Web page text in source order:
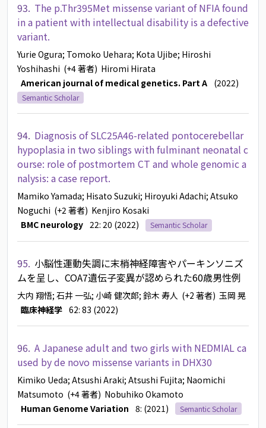
93. The p.Thr395Met missense variant of NFIA found
in a patient with intellectual disability is a defective
variant.
Yurie Ogura; Tomoko Uehara; Kota Ujibe; Hiroshi
Yoshihashi (+4 著者) Hiromi Hirata
American journal of medical genetics. Part A (2022)
Semantic Scholar
94. Diagnosis of SLC25A46-related pontocerebellar
hypoplasia in two siblings with fulminant neonatal c
ourse: role of postmortem CT and whole genomic a
nalysis: a case report.
Mamiko Yamada; Hisato Suzuki; Hiroyuki Adachi; Atsuko
Noguchi (+2 著者) Kenjiro Kosaki
BMC neurology 22: 20 (2022) Semantic Scholar
95. 小脳性運動失調に末梢神経障害やパーキンソニズ
ムを呈し、COA7遺伝子変異が認められた60歳男性例
大内 翔悟; 石井 一弘; 小崎 健次郎; 鈴木 寿人 (+2 著者) 玉岡 晃
臨床神経学 62: 83 (2022)
96. A Japanese adult and two girls with NEDMIAL ca
used by de novo missense variants in DHX30
Kimiko Ueda; Atsushi Araki; Atsushi Fujita; Naomichi
Matsumoto (+4 著者) Nobuhiko Okamoto
Human Genome Variation 8: (2021) Semantic Scholar